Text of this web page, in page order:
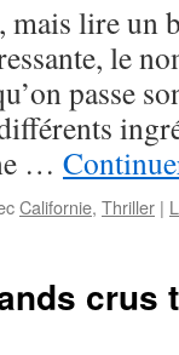
mais lire un
le
passe
…
Californie, Thriller |
crus